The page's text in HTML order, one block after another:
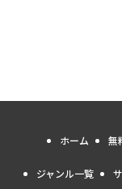
ホーム 無
ジャンル一覧